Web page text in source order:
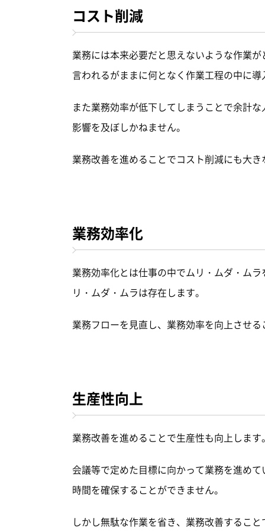
コスト削減
業務には本来必要だと思えないような作業
言われるがままに何となく作業工程の中に
また業務効率が低下してしまうことで余計
影響を及ぼしかねません。
業務改善を進めることでコスト削減にも大
業務効率化
業務効率化とは仕事の中でムリ・ムダ・ム
リ・ムダ・ムラは存在します。
業務フローを見直し、業務効率を向上させ
生産性向上
業務改善を進めることで生産性も向上します
会議等で定めた目標に向かって業務を進め
時間を確保することができません。
しかし無駄な作業を省き、業務改善するこ